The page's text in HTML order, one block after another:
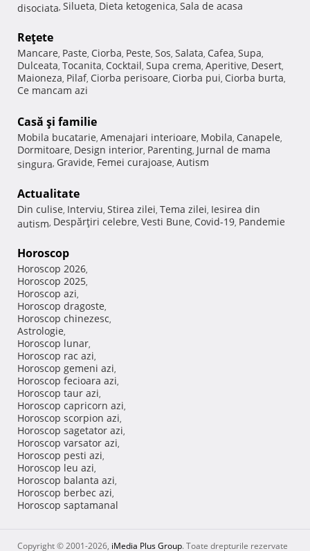
disociata, Silueta, Dieta ketogenica, Sala de acasa
Reţete
Mancare, Paste, Ciorba, Peste, Sos, Salata, Cafea, Supa,
Dulceata, Tocanita, Cocktail, Supa crema, Aperitive, Desert,
Maioneza, Pilaf, Ciorba perisoare, Ciorba pui, Ciorba burta,
Ce mancam azi
Casă şi familie
Mobila bucatarie, Amenajari interioare, Mobila, Canapele,
Dormitoare, Design interior, Parenting, Jurnal de mama
singura, Gravide, Femei curajoase, Autism
Actualitate
Din culise, Interviu, Stirea zilei, Tema zilei, Iesirea din
autism, Despărţiri celebre, Vesti Bune, Covid-19, Pandemie
Horoscop
Horoscop 2026,
Horoscop 2025,
Horoscop azi,
Horoscop dragoste,
Horoscop chinezesc,
Astrologie,
Horoscop lunar,
Horoscop rac azi,
Horoscop gemeni azi,
Horoscop fecioara azi,
Horoscop taur azi,
Horoscop capricorn azi,
Horoscop scorpion azi,
Horoscop sagetator azi,
Horoscop varsator azi,
Horoscop pesti azi,
Horoscop leu azi,
Horoscop balanta azi,
Horoscop berbec azi,
Horoscop saptamanal
Copyright © 2001-2026, iMedia Plus Group. Toate drepturile rezervate